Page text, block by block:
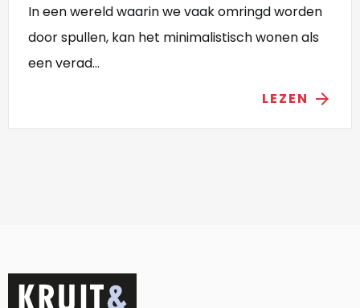
In een wereld waarin we vaak omringd worden
door spullen, kan het minimalistisch wonen als
een verad...
LEZEN arrow_forward